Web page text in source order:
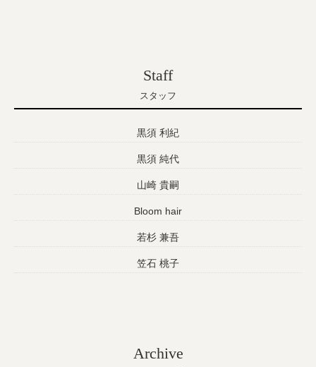
Staff
スタッフ
黒須 利紀
黒須 純代
山崎 貴嗣
Bloom hair
若杉 兼吾
笠石 桃子
Archive